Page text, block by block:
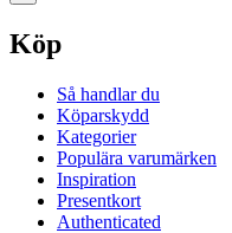
Köp
Så handlar du
Köparskydd
Kategorier
Populära varumärken
Inspiration
Presentkort
Authenticated